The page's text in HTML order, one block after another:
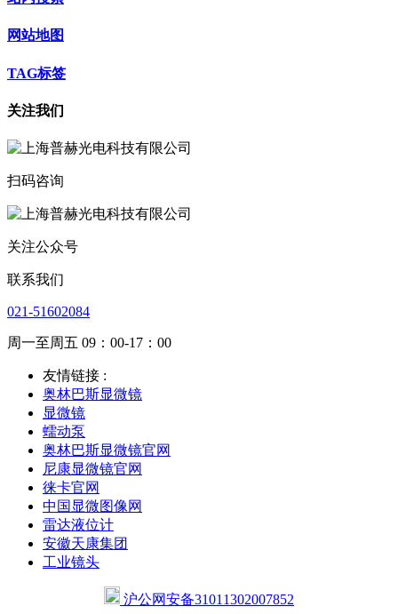
网站地图
TAG标签
关注我们
扫码咨询
关注公众号
联系我们
021-51602084
周一至周五 09：00-17：00
友情链接 :
奥林巴斯显微镜
显微镜
蠕动泵
奥林巴斯显微镜官网
尼康显微镜官网
徕卡官网
中国显微图像网
雷达液位计
安徽天康集团
工业镜头
沪公网安备31011302007852